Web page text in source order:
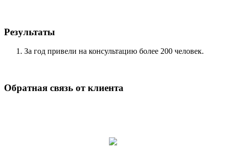
Результаты
За год привели на консультацию более 200 человек.
Обратная связь от клиента